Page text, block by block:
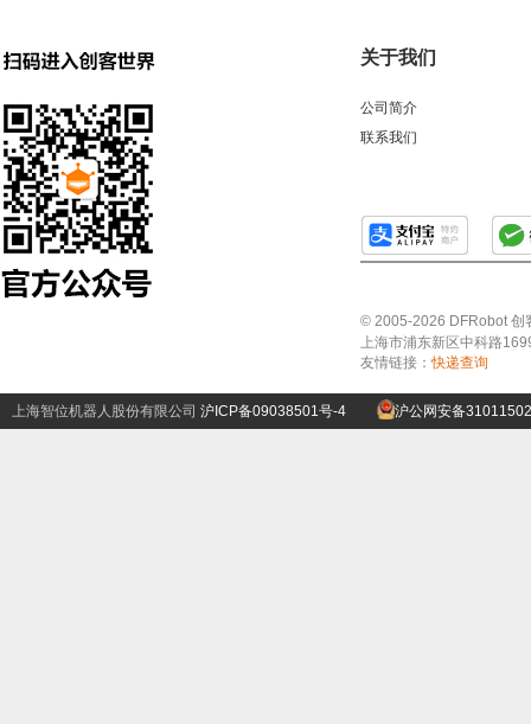
关于我们
公司简介
联系我们
© 2005-2026 DFRobot 创
上海市浦东新区中科路
友情链接：快递查询
上海智位机器人股份有限公司 沪ICP备09038501号-4 沪公网安备